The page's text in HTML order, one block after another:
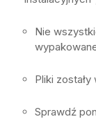
Nie
Pliki
Sprawdź